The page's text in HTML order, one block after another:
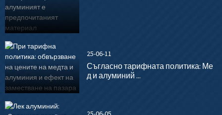
25-06-11
Съгласно тарифната политика: Ме
д и алуминий ...